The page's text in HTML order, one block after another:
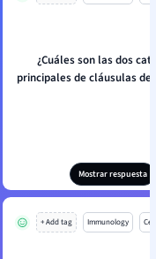
¿Cuáles son las dos
principales de cláusulas de
Mostrar respuesta
+ Add tag Immunology